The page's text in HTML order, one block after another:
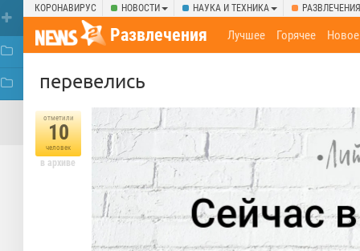
КОРОНАВИРУС НОВОСТИ НАУКА И ТЕХНИКА РАЗВЛЕЧЕНИЯ
Развлечения Лучшее Горячее Новое
перевелись
отметили
10
человек
в архиве